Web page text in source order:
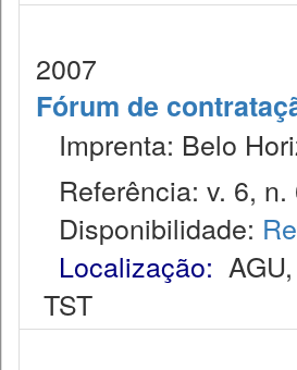
2007
Fórum de
Imprenta: Belo
Referência: v. 6,
Disponibilidade:
Localização: AGU,
TST